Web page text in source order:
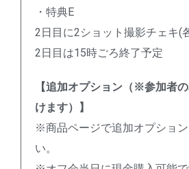
・特典E
2日目に2ショット撮影チェキ(
2日目は15時ごろ終了予定
【追加オプション（※参加者
けます）】
※商品ページで追加オプショ
い。